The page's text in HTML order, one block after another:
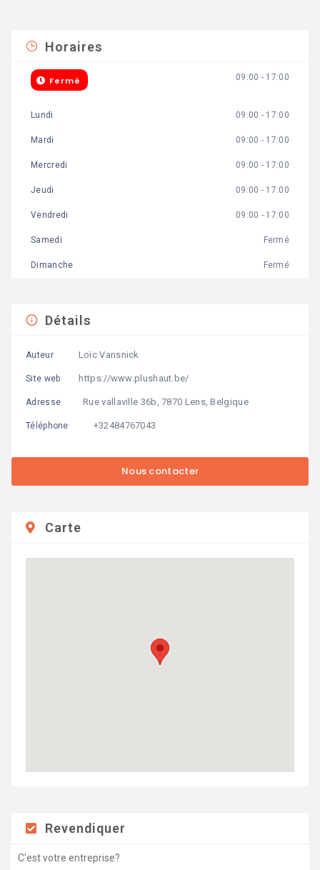
Horaires
Fermé 09:00 - 17:00
Lundi 09:00 - 17:00
Mardi 09:00 - 17:00
Mercredi 09:00 - 17:00
Jeudi 09:00 - 17:00
Vendredi 09:00 - 17:00
Samedi Fermé
Dimanche Fermé
Détails
Auteur Loïc Vansnick
Site web https://www.plushaut.be/
Adresse Rue vallaville 36b, 7870 Lens, Belgique
Téléphone +32484767043
Carte
Revendiquer
C'est votre entreprise?